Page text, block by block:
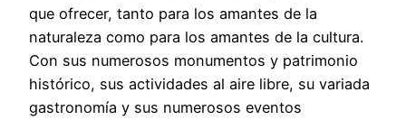
que ofrecer, tanto para los amantes de la
naturaleza como para los amantes de la cultura.
Con sus numerosos monumentos y patrimonio
histórico, sus actividades al aire libre, su variada
gastronomía y sus numerosos eventos